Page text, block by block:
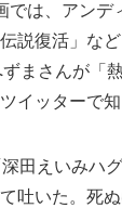
では、アンデ
説復活」など
まさんが「
イッターで知
田えいみハグ
吐いた。死